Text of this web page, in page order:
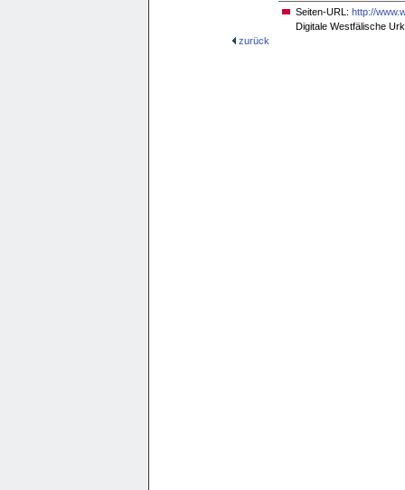
Seiten-URL: http://
Digitale Westfälische
zurück